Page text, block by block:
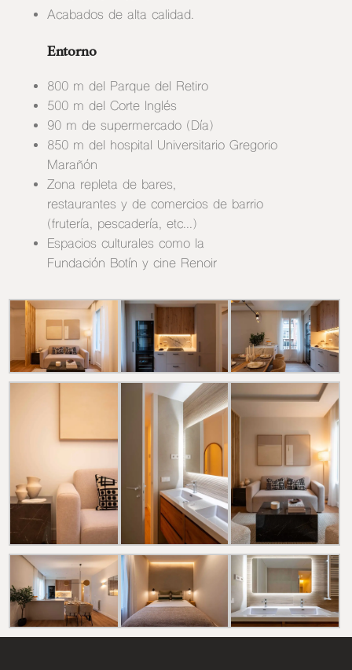
Acabados de alta calidad.
Entorno
800 m del Parque del Retiro
500 m del Corte Inglés
90 m de supermercado (Día)
850 m del hospital Universitario Gregorio
Marañón
Zona repleta de bares,
restaurantes y de comercios de barrio
(frutería, pescadería, etc...)
Espacios culturales como la
Fundación Botín y cine Renoir